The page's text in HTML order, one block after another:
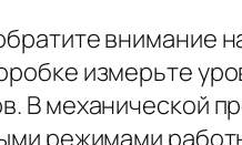
внимание
измерьте
В механической